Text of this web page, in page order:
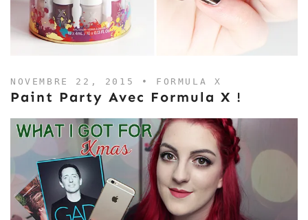
NOVEMBRE 22, 2015 • FORMULA X
Paint Party Avec Formula X !